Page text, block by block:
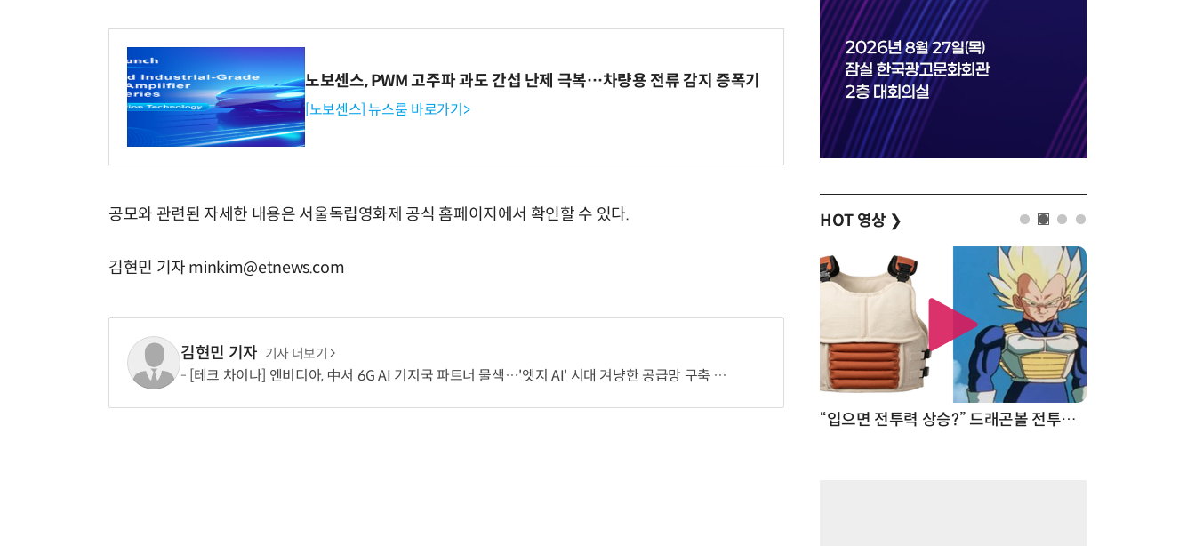
노보센스, PWM 고주파 과도 간섭 난제 극복…차량용 전류 감지 증폭기
[노보센스] 뉴스룸 바로가기>
공모와 관련된 자세한 내용은 서울독립영화제 공식 홈페이지에서 확인할 수 있다.
김현민 기자 minkim@etnews.com
김현민 기자 기사 더보기
[테크 차이나] 엔비디아, 中서 6G AI 기지국 파트너 물색…'엣지 AI' 시대 겨냥한 공급망 구축 본격화
HOT 영상 ❯
“입으면 전투력 상승?” 드래곤볼 전투복 닮은 중량조끼